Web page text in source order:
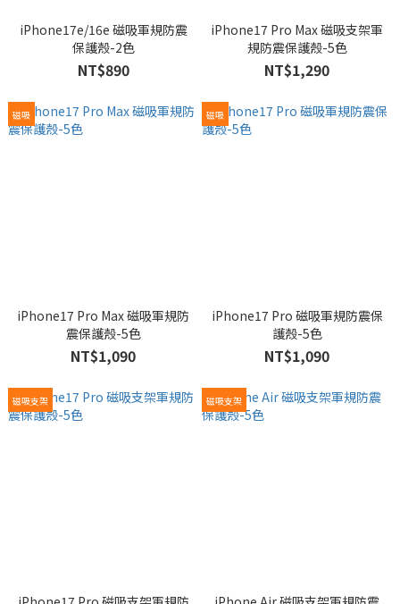
iPhone17e/16e 磁吸軍規防震
保護殼-2色
NT$890
iPhone17 Pro Max 磁吸支架軍
規防震保護殼-5色
NT$1,290
磁吸
iPhone17 Pro Max 磁吸軍規防
震保護殼-5色
NT$1,090
磁吸
iPhone17 Pro 磁吸軍規防震保
護殼-5色
NT$1,090
磁吸支架 磁吸支架